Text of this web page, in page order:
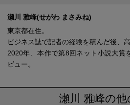
瀬川 雅峰(せがわ まさみね)
東京都在住。
ビジネス誌で記者の経験を積んだ後、
2020年、本作で第8回ネット小説大賞
ビュー。
瀬川 雅峰の他